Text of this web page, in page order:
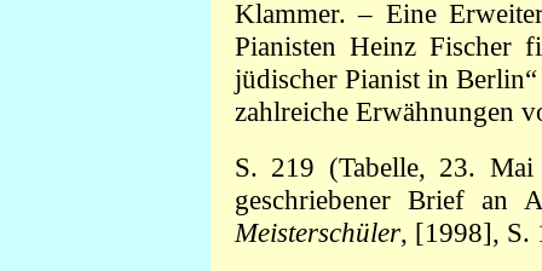
Klammer. – Eine
Pianisten Heinz Fischer
jüdischer Pianist in
zahlreiche Erwähnungen
S. 219 (Tabelle, 23.
geschriebener Brief an
Meisterschüler, [1998], S.